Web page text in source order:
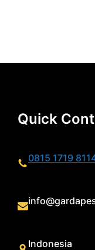
Quick
0815 1719
Indonesia